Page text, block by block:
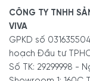
CÔNG TY TNHH
VIVA
GPKD số
hoạch Đầu tư
Số TK: 29299998 -